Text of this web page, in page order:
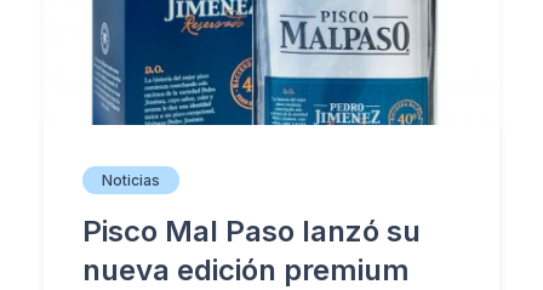
Noticias
Pisco Mal Paso lanzó su
nueva edición premium